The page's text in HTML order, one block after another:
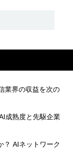
業界の収益を次の
成熟度と先駆企業
？ AIネットワーク